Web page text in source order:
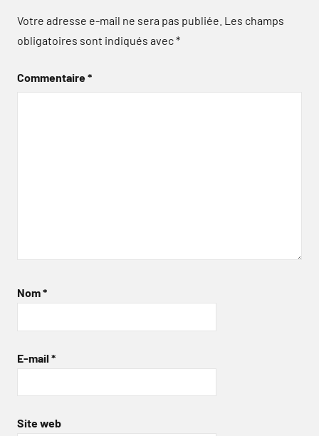
Votre adresse e-mail ne sera pas publiée. Les champs
obligatoires sont indiqués avec*
Commentaire*
Nom*
E-mail *
Site web